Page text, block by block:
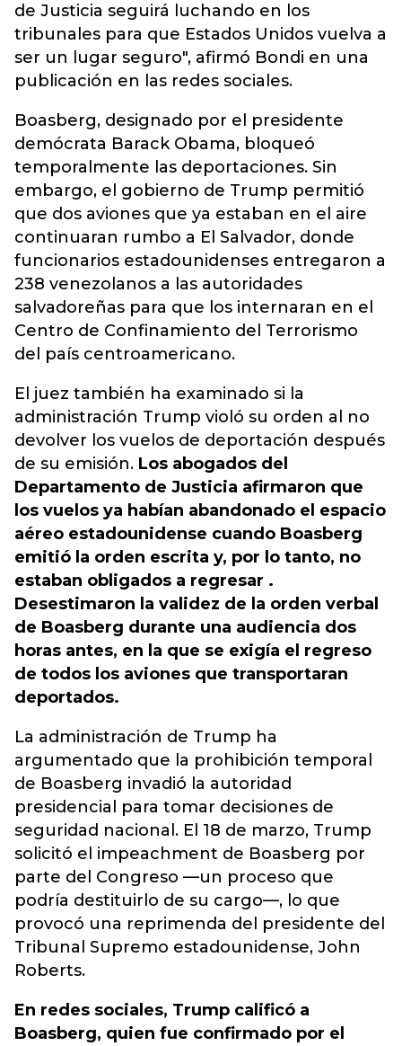
de Justicia seguirá luchando en los
tribunales para que Estados Unidos vuelva a
ser un lugar seguro", afirmó Bondi en una
publicación en las redes sociales.
Boasberg, designado por el presidente
demócrata Barack Obama, bloqueó
temporalmente las deportaciones. Sin
embargo, el gobierno de Trump permitió
que dos aviones que ya estaban en el aire
continuaran rumbo a El Salvador, donde
funcionarios estadounidenses entregaron a
238 venezolanos a las autoridades
salvadoreñas para que los internaran en el
Centro de Confinamiento del Terrorismo
del país centroamericano.
El juez también ha examinado si la
administración Trump violó su orden al no
devolver los vuelos de deportación después
de su emisión. Los abogados del
Departamento de Justicia afirmaron que
los vuelos ya habían abandonado el espacio
aéreo estadounidense cuando Boasberg
emitió la orden escrita y, por lo tanto, no
estaban obligados a regresar .
Desestimaron la validez de la orden verbal
de Boasberg durante una audiencia dos
horas antes, en la que se exigía el regreso
de todos los aviones que transportaran
deportados.
La administración de Trump ha
argumentado que la prohibición temporal
de Boasberg invadió la autoridad
presidencial para tomar decisiones de
seguridad nacional. El 18 de marzo, Trump
solicitó el impeachment de Boasberg por
parte del Congreso —un proceso que
podría destituirlo de su cargo—, lo que
provocó una reprimenda del presidente del
Tribunal Supremo estadounidense, John
Roberts.
En redes sociales, Trump calificó a
Boasberg, quien fue confirmado por el